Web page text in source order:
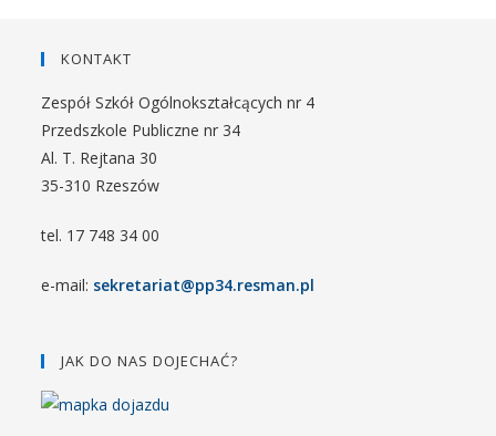
KONTAKT
Zespół Szkół Ogólnokształcących nr 4
Przedszkole Publiczne nr 34
Al. T. Rejtana 30
35-310 Rzeszów
tel. 17 748 34 00
e-mail: sekretariat@pp34.resman.pl
JAK DO NAS DOJECHAĆ?